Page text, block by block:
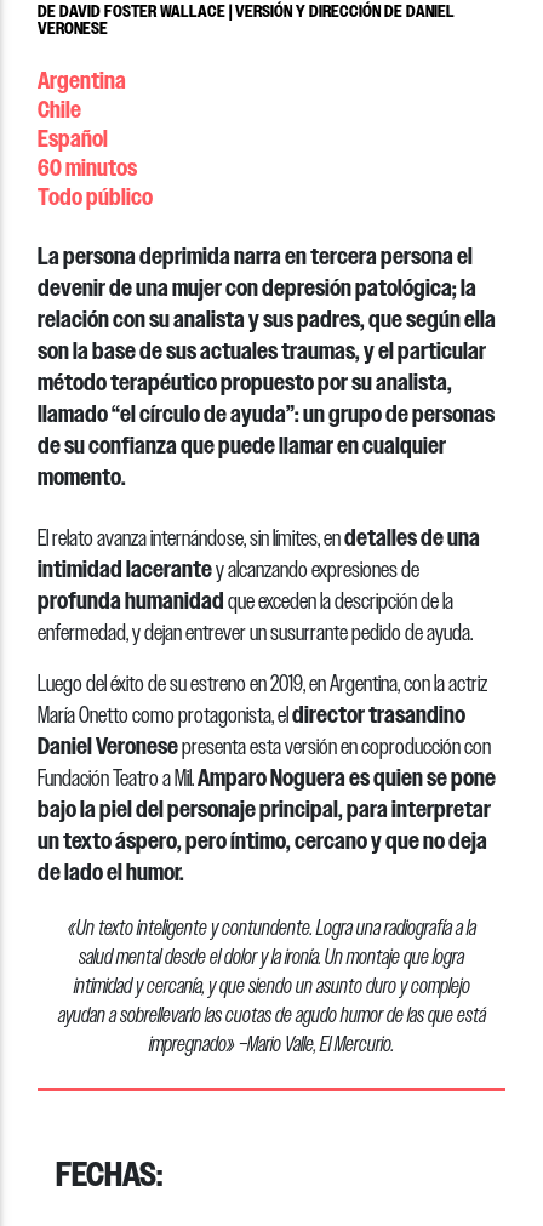
DE DAVID FOSTER WALLACE | VERSIÓN Y DIRECCIÓN DE DANIEL
VERONESE
Argentina
Chile
Español
60 minutos
Todo público
La persona deprimida narra en tercera persona el
devenir de una mujer con depresión patológica; la
relación con su analista y sus padres, que según ella
son la base de sus actuales traumas, y el particular
método terapéutico propuesto por su analista,
llamado “el círculo de ayuda”: un grupo de personas
de su confianza que puede llamar en cualquier
momento.
El relato avanza internándose, sin límites, endetalles de una
intimidad lacerantey alcanzando expresiones de
profunda humanidadque exceden la descripción de la
enfermedad, y dejan entrever un susurrante pedido de ayuda.
Luego del éxito de su estreno en 2019, en Argentina, con la actriz
María Onetto como protagonista, el director trasandino
Daniel Veronesepresenta esta versión en coproducción con
Fundación Teatro a Mil.Amparo Noguera es quien se pone
bajo la piel del personaje principal, para interpretar
un texto áspero, pero íntimo, cercano y que no deja
de lado el humor.
«Un texto inteligente y contundente. Logra una radiografía a la
salud mental desde el dolor y la ironía. Un montaje que logra
intimidad y cercanía, y que siendo un asunto duro y complejo
ayudan a sobrellevarlo las cuotas de agudo humor de las que está
impregnado» –Mario Valle, El Mercurio.
FECHAS: